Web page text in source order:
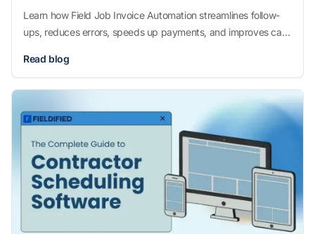
Learn how Field Job Invoice Automation streamlines follow-
ups, reduces errors, speeds up payments, and improves cash
Read blog